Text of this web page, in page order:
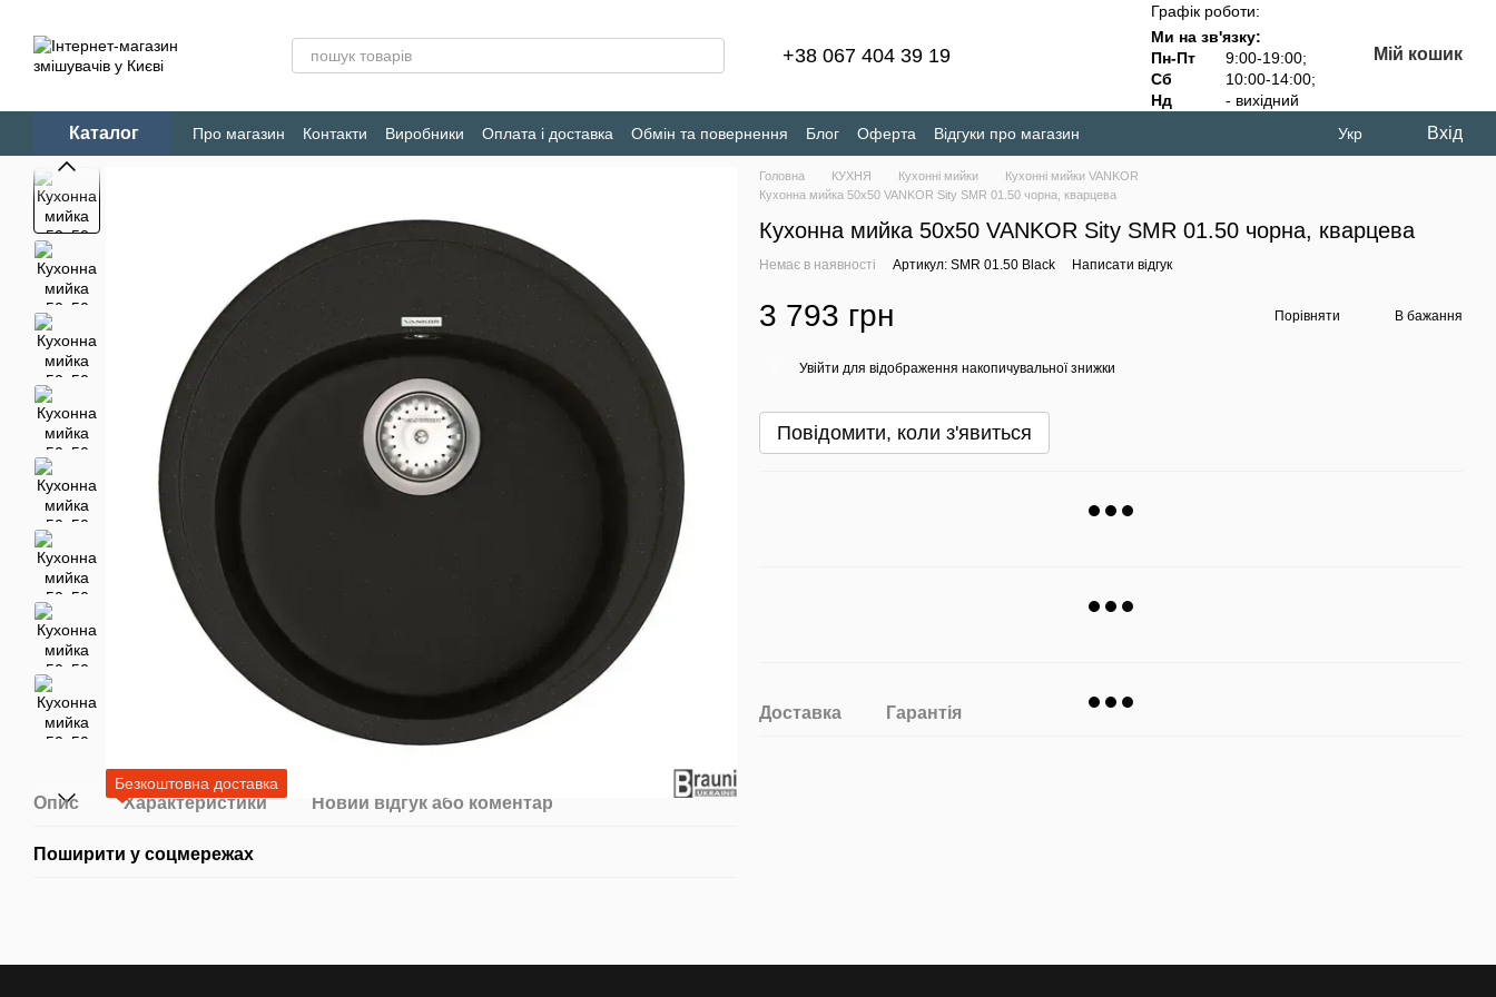
+38 067 404 39 19
Графік роботи:
Ми на зв'язку:
Пн-Пт
9:00-19:00;
Сб
10:00-14:00;
Нд
- вихідний
Мій кошик
Каталог Про магазин Контакти Виробники Оплата і доставка Обмін та повернення Блог Оферта
Відгуки про магазин
Конфіденційність
Укр Вхід
Безкоштовна доставка
Опис Характеристики Новий відгук або коментар
Поширити у соцмережах
Головна КУХНЯ Кухонні мийки
Кухонні мийки VANKOR
Кухонна мийка 50х50 VANKOR Sity SMR 01.50 чорна, кварцева
Кухонна мийка 50х50 VANKOR Sity SMR 01.50 чорна, кварцева
Немає в наявності Артикул: SMR 01.50 Black Написати відгук
3 793 грн Порівняти В бажання
Увійти для відображення накопичувальної знижки
Повідомити, коли з'явиться
Доставка Гарантія